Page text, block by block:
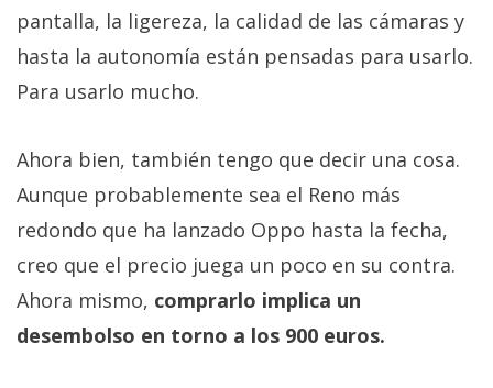
pantalla, la ligereza, la calidad de las cámaras y
hasta la autonomía están pensadas para usarlo.
Para usarlo mucho.
Ahora bien, también tengo que decir una cosa.
Aunque probablemente sea el Reno más
redondo que ha lanzado Oppo hasta la fecha,
creo que el precio juega un poco en su contra.
Ahora mismo, comprarlo implica un
desembolso en torno a los 900 euros.